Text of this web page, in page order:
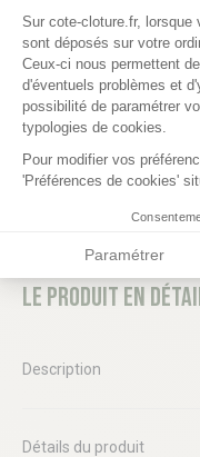
21mm - M55
96,70 €
Le produit en
Description
Détails du produit
Plateforme
Sur cote-cloture.fr,
sont déposés sur votre
Ceux-ci nous permettent
d'éventuels problèmes et
possibilité de paramétrer
typologies de cookies.
Pour modifier vos
'Préférences de cookies'
Paramétrer